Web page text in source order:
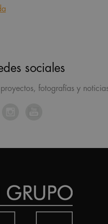
sociales
fotografías y